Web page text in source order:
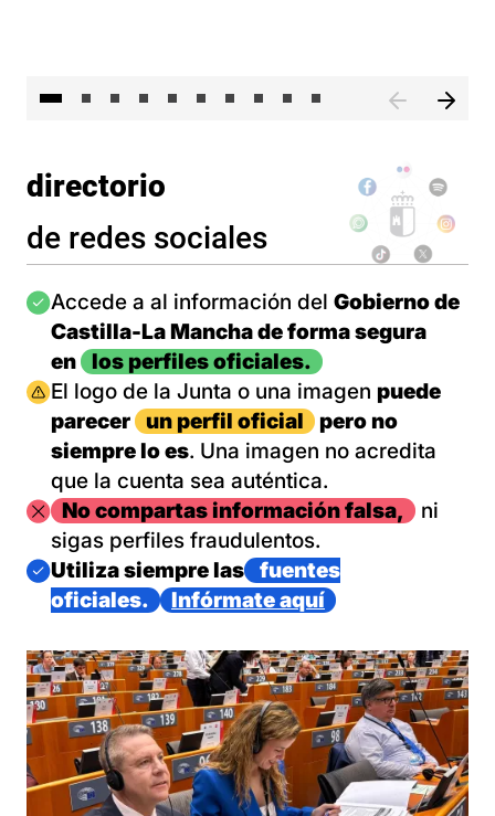
directorio
de redes sociales
Imagen
Accede a al información del Gobierno de
Castilla-La Mancha de forma segura
en
los perfiles oficiales.
Imagen
El logo de la Junta o una imagen puede
parecer
un perfil oficial
pero no
siempre lo es. Una imagen no acredita
que la cuenta sea auténtica.
ImagenNo compartas información falsa,
ni
sigas perfiles fraudulentos.
Imagen
Utiliza siempre las
fuentes
oficiales.
Infórmate aquí